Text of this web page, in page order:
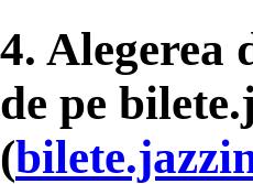
4. Alegerea
de pe
(